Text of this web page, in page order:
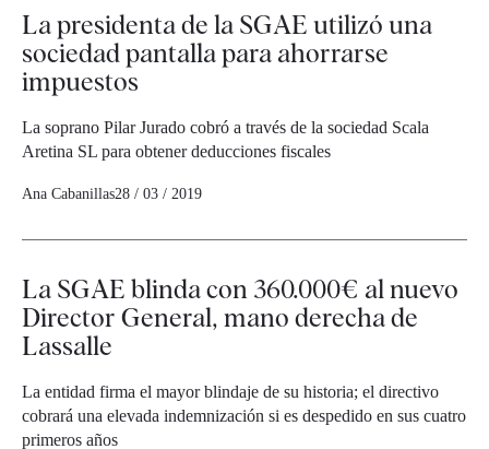
La presidenta de la SGAE utilizó una
sociedad pantalla para ahorrarse
impuestos
La soprano Pilar Jurado cobró a través de la sociedad Scala
Aretina SL para obtener deducciones fiscales
Ana Cabanillas28 / 03 / 2019
La SGAE blinda con 360.000€ al nuevo
Director General, mano derecha de
Lassalle
La entidad firma el mayor blindaje de su historia; el directivo
cobrará una elevada indemnización si es despedido en sus cuatro
primeros años